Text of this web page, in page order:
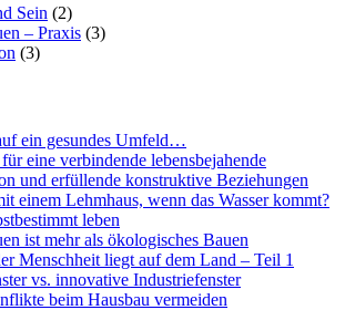
Sein (2)
– Praxis (3)
(3)
ein gesundes Umfeld…
eine verbindende lebensbejahende
und erfüllende konstruktive Beziehungen
einem Lehmhaus, wenn das Wasser kommt?
leben
ist mehr als ökologisches Bauen
Menschheit liegt auf dem Land – Teil 1
vs. innovative Industriefenster
beim Hausbau vermeiden